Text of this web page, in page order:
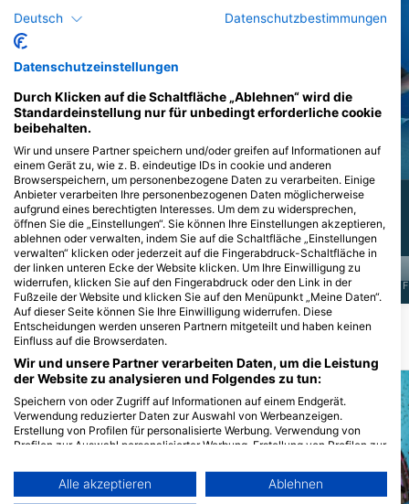
iStock/ultramarinfoto
Lippfisch
98Sichtungen
J F M A M J J A S O N D
AdobeStock-Marc Henauer
Grauer Riffhai
376Sichtungen
J F M A M J J A S O N D F
Tauchplätze in der Nähe
Deutsch Datenschutzbestimmungen
Datenschutzeinstellungen
Durch Klicken auf die Schaltfläche „Ablehnen“ wird die
Standardeinstellung nur für unbedingt erforderliche cookie
beibehalten.
Wir und unsere Partner speichern und/oder greifen auf Informationen auf
einem Gerät zu, wie z. B. eindeutige IDs in cookie und anderen
Browserspeichern, um personenbezogene Daten zu verarbeiten. Einige
Anbieter verarbeiten Ihre personenbezogenen Daten möglicherweise
aufgrund eines berechtigten Interesses. Um dem zu widersprechen,
öffnen Sie die „Einstellungen“. Sie können Ihre Einstellungen akzeptieren,
ablehnen oder verwalten, indem Sie auf die Schaltfläche „Einstellungen
verwalten“ klicken oder jederzeit auf die Fingerabdruck-Schaltfläche in
der linken unteren Ecke der Website klicken. Um Ihre Einwilligung zu
widerrufen, klicken Sie auf den Fingerabdruck oder den Link in der
Fußzeile der Website und klicken Sie auf den Menüpunkt „Meine Daten“.
Auf dieser Seite können Sie Ihre Einwilligung widerrufen. Diese
Entscheidungen werden unseren Partnern mitgeteilt und haben keinen
Einfluss auf die Browserdaten.
Wir und unsere Partner verarbeiten Daten, um die Leistung
der Website zu analysieren und Folgendes zu tun:
Speichern von oder Zugriff auf Informationen auf einem Endgerät.
Verwendung reduzierter Daten zur Auswahl von Werbeanzeigen.
Erstellung von Profilen für personalisierte Werbung. Verwendung von
Profilen zur Auswahl personalisierter Werbung. Erstellung von Profilen zur
personalisierter Inhalte. Messung der Werbeleistung. Messung der
Performance von Inhalten. Analyse von Zielgruppen durch Statistiken
Alle akzeptieren Ablehnen